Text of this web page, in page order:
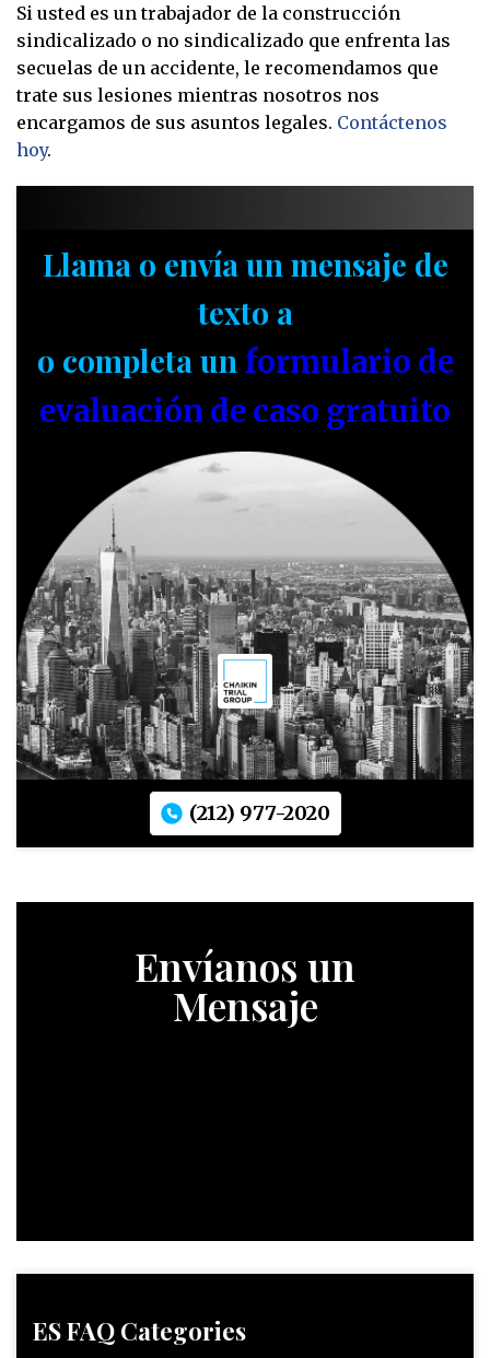
Si usted es un trabajador de la construcción
sindicalizado o no sindicalizado que enfrenta las
secuelas de un accidente, le recomendamos que
trate sus lesiones mientras nosotros nos
encargamos de sus asuntos legales. Contáctenos
hoy.
Llama o envía un mensaje de
texto a
o completa un formulario de
evaluación de caso gratuito
(212) 977-2020
Envíanos un
Mensaje
ES FAQ Categories